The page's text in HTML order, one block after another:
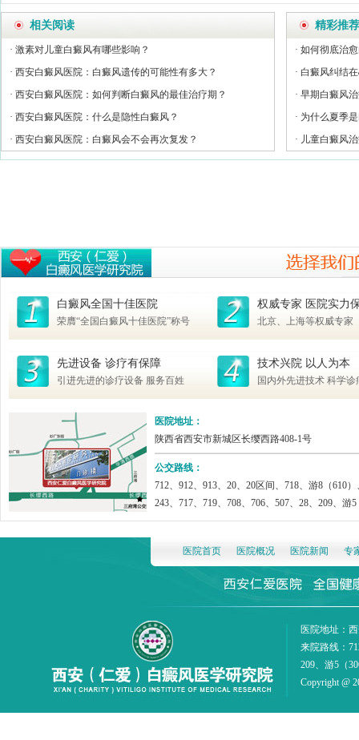
相关阅读
· 激素对儿童白癜风有哪些影响？
· 西安白癜风医院：白癜风遗传的可能性有多大？
· 西安白癜风医院：如何判断白癜风的最佳治疗期？
· 西安白癜风医院：什么是隐性白癜风？
· 西安白癜风医院：白癜风会不会再次复发？
精彩推荐
· 如何彻底治
· 白癜风纠结
· 早期白癜风
· 为什么夏季
· 儿童白癜风
白癜风全国十佳医院
荣膺“全国白癜风十佳医院”称号
权威专家 医院实力
北京、上海等权威专家
先进设备 诊疗有保障
引进先进的诊疗设备 服务百姓
技术兴院 以人为本
国内外先进技术 科学诊
医院地址：
陕西省西安市新城区长缨西路408-1号
公交路线：
712、912、913、20、20区间、718、游8（610
243、717、719、708、706、507、28、209、游
医院首页 医院概况 医院新闻 专
医院地址：
来院路线：
209、游5（
Copyright @